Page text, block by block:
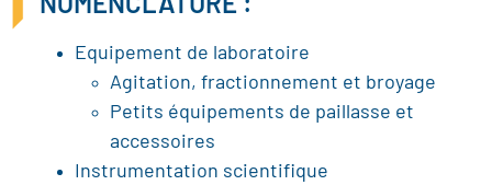
NOMENCLATURE :
Equipement de laboratoire
Agitation, fractionnement et broyage
Petits équipements de paillasse et
accessoires
Instrumentation scientifique